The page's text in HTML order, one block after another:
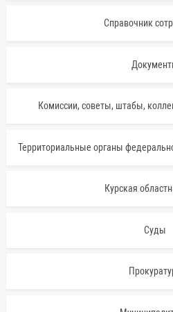
Справочник
Комиссии, советы, штабы,
Территориальные органы
Курская
Суды